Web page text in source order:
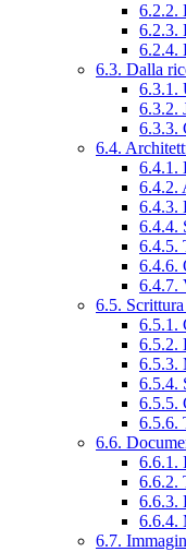
6.2.2.
6.2.3.
6.2.4.
6.3. Dalla
6.3.1.
6.3.2.
6.3.3.
6.4.
6.4.1.
6.4.2.
6.4.3.
6.4.4.
6.4.5.
6.4.6.
6.4.7.
6.5.
6.5.1.
6.5.2.
6.5.3.
6.5.4.
6.5.5.
6.5.6.
6.6.
6.6.1.
6.6.2.
6.6.3.
6.6.4.
6.7.